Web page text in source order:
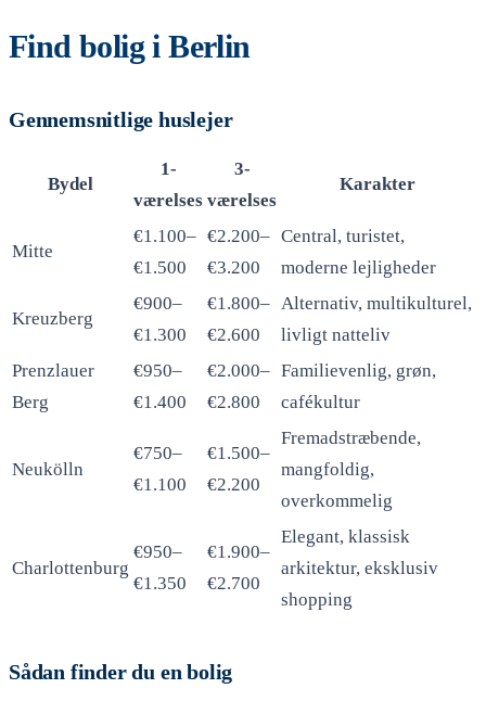
Find bolig i Berlin
Gennemsnitlige huslejer
Bydel
1-
værelses
3-
værelses
Karakter
Mitte
€1.100–
€1.500
€2.200–
€3.200
Central, turistet,
moderne lejligheder
Kreuzberg
€900–
€1.300
€1.800–
€2.600
Alternativ, multikulturel,
livligt natteliv
Prenzlauer
Berg
€950–
€1.400
€2.000–
€2.800
Familievenlig, grøn,
cafékultur
Neukölln
€750–
€1.100
€1.500–
€2.200
Fremadstræbende,
mangfoldig,
overkommelig
Charlottenburg
€950–
€1.350
€1.900–
€2.700
Elegant, klassisk
arkitektur, eksklusiv
shopping
Sådan finder du en bolig